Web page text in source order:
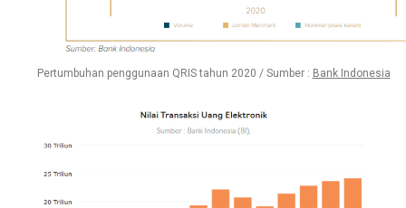
Pertumbuhan penggunaan QRIS tahun 2020 / Sumber : Bank Indonesia